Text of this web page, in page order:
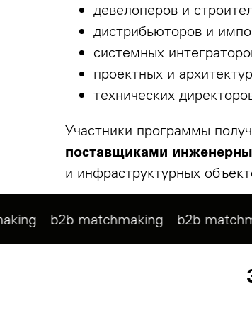
девелоперов и
дистрибьюторов и
системных
проектных и
технических
Участники программы
поставщиками
и инфраструктурных
b2b matchmaking b2b